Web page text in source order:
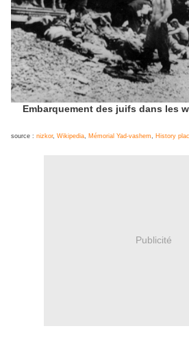
Embarquement des juifs dans les
source : nizkor, Wikipedia Mémorial Yad-vashem History
Publicité